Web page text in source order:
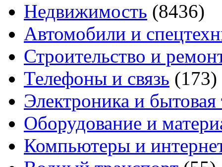
Недвижимость (8436)
Автомобили и
Строительство и
Телефоны и связь (173)
Электроника и бытовая
Оборудование и
Компьютеры и